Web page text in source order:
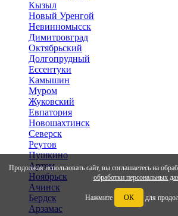
Продолжая использовать сайт, вы соглашаетесь на
обработки персональных
Нажмите ОК для
Кызыл
Новый Уренгой
Невинномысск
Димитровград
Октябрьский
Долгопрудный
Ессентуки
Камышин
Муром
Жуковский
Евпатория
Новошахтинск
Северск
Реутов
Пушкино
Артем
Ноябрьск
Ачинск
Бердск
Арзамас